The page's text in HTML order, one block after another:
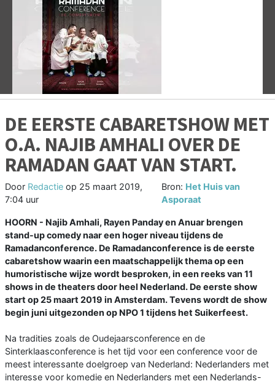
Vorige
DE EERSTE CABARETSHOW MET
O.A. NAJIB AMHALI OVER DE
RAMADAN GAAT VAN START.
Door Redactie op 25 maart 2019,
7:04 uur
Bron: Het Huis van
Asporaat
HOORN - Najib Amhali, Rayen Panday en Anuar brengen
stand-up comedy naar een hoger niveau tijdens de
Ramadanconference. De Ramadanconference is de eerste
cabaretshow waarin een maatschappelijk thema op een
humoristische wijze wordt besproken, in een reeks van 11
shows in de theaters door heel Nederland. De eerste show
start op 25 maart 2019 in Amsterdam. Tevens wordt de show
begin juni uitgezonden op NPO 1 tijdens het Suikerfeest.
Na tradities zoals de Oudejaarsconference en de
Sinterklaasconference is het tijd voor een conference voor de
meest interessante doelgroep van Nederland: Nederlanders met
interesse voor komedie en Nederlanders met een Nederlands-